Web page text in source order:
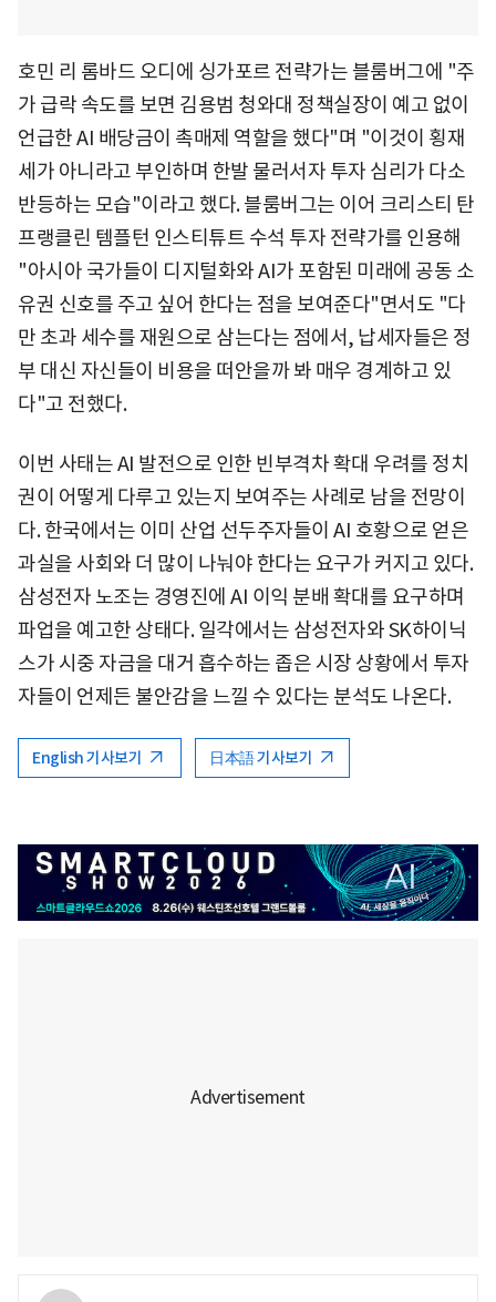
호민 리 롬바드 오디에 싱가포르 전략가는 블룸버그에 "주
가 급락 속도를 보면 김용범 청와대 정책실장이 예고 없이
언급한 AI 배당금이 촉매제 역할을 했다"며 "이것이 횡재
세가 아니라고 부인하며 한발 물러서자 투자 심리가 다소
반등하는 모습"이라고 했다. 블룸버그는 이어 크리스티 탄
프랭클린 템플턴 인스티튜트 수석 투자 전략가를 인용해
"아시아 국가들이 디지털화와 AI가 포함된 미래에 공동 소
유권 신호를 주고 싶어 한다는 점을 보여준다"면서도 "다
만 초과 세수를 재원으로 삼는다는 점에서, 납세자들은 정
부 대신 자신들이 비용을 떠안을까 봐 매우 경계하고 있
다"고 전했다.
이번 사태는 AI 발전으로 인한 빈부격차 확대 우려를 정치
권이 어떻게 다루고 있는지 보여주는 사례로 남을 전망이
다. 한국에서는 이미 산업 선두주자들이 AI 호황으로 얻은
과실을 사회와 더 많이 나눠야 한다는 요구가 커지고 있다.
삼성전자 노조는 경영진에 AI 이익 분배 확대를 요구하며
파업을 예고한 상태다. 일각에서는 삼성전자와 SK하이닉
스가 시중 자금을 대거 흡수하는 좁은 시장 상황에서 투자
자들이 언제든 불안감을 느낄 수 있다는 분석도 나온다.
English 기사보기 日本語 기사보기